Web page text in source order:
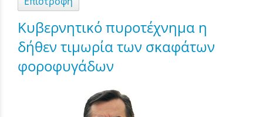
Κυβερνητικό πυροτέχνημα η
δήθεν τιμωρία των σκαφάτων
φοροφυγάδων